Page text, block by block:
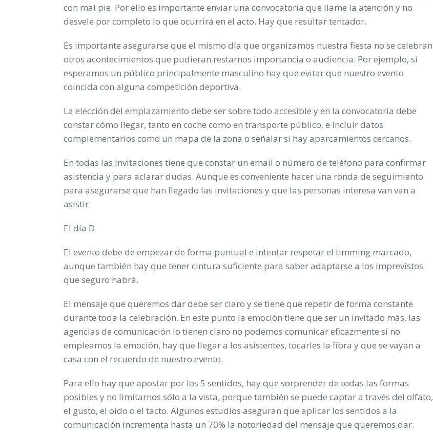
con mal pie. Por ello es importante enviar una convocatoria que llame la atención y no
desvele por completo lo que ocurrirá en el acto. Hay que resultar tentador.
Es importante asegurarse que el mismo día que organizamos nuestra fiesta no se celebran
otros acontecimientos que pudieran restarnos importancia o audiencia. Por ejemplo, si
esperamos un público principalmente masculino hay que evitar que nuestro evento
coincida con alguna competición deportiva.
La elección del emplazamiento debe ser sobre todo accesible y en la convocatoria debe
constar cómo llegar, tanto en coche como en transporte público, e incluir datos
complementarios como un mapa de la zona o señalar si hay aparcamientos cercanos.
En todas las invitaciones tiene que constar un email o número de teléfono para confirmar
asistencia y para aclarar dudas. Aunque es conveniente hacer una ronda de seguimiento
para asegurarse que han llegado las invitaciones y que las personas interesa van van a
asistir.
El día D
El evento debe de empezar de forma puntual e intentar respetar el timming marcado,
aunque también hay que tener cintura suficiente para saber adaptarse a los imprevistos
que seguro habrá.
El mensaje que queremos dar debe ser claro y se tiene que repetir de forma constante
durante toda la celebración. En este punto la emoción tiene que ser un invitado más, las
agencias de comunicación lo tienen claro no podemos comunicar eficazmente si no
empleamos la emoción, hay que llegar a los asistentes, tocarles la fibra y que se vayan a
casa con el recuerdo de nuestro evento.
Para ello hay que apostar por los 5 sentidos, hay que sorprender de todas las formas
posibles y no limitarnos sólo a la vista, porque también se puede captar a través del olfato,
el gusto, el oído o el tacto. Algunos estudios aseguran que aplicar los sentidos a la
comunicación incrementa hasta un 70% la notoriedad del mensaje que queremos dar.